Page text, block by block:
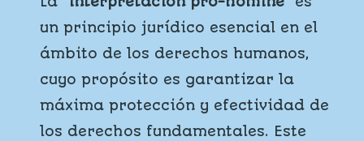
un principio jurídico esencial en el
ámbito de los derechos humanos,
cuyo propósito es garantizar la
máxima protección y efectividad de
los derechos fundamentales. Este